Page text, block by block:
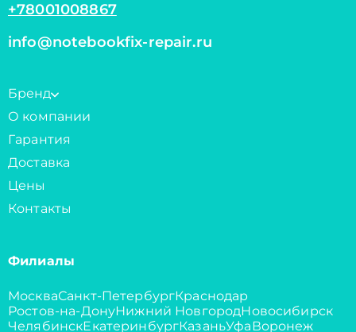
+78001008867
info@notebookfix-repair.ru
Бренд
О компании
Гарантия
Доставка
Цены
Контакты
Филиалы
МоскваСанкт-ПетербургКраснодар
Ростов-на-ДонуНижний НовгородНовосибирск
ЧелябинскЕкатеринбургКазаньУфаВоронеж